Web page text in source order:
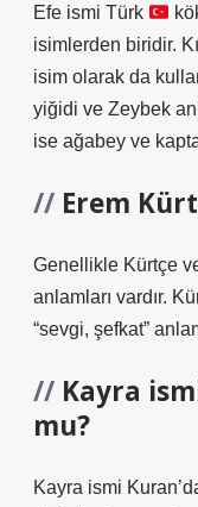
Efe ismi Türk
isimlerden biridir.
isim olarak da
yiğidi ve Zeybek
ise ağabey ve
Erem
Genellikle Kürtçe
anlamları vardır.
“sevgi, şefkat”
Kayra
mu?
Kayra ismi